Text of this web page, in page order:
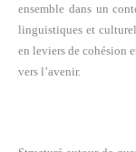
ensemble dans un
linguistiques et
en leviers de cohésion
vers l’avenir.